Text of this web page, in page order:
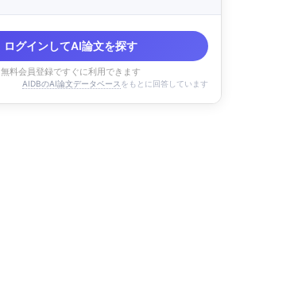
ログインしてAI論文を探す
無料会員登録ですぐに利用できます
AIDBのAI論文データベース をもとに回答しています